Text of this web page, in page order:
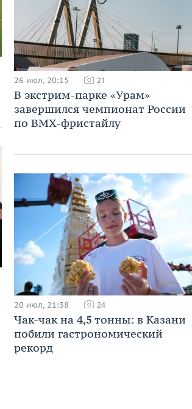
26 июл, 20:15 21
В экстрим-парке «Урам»
завершился чемпионат России
по BMX-фристайлу
20 июл, 21:38 24
Чак-чак на 4,5 тонны: в Казани
побили гастрономический
рекорд